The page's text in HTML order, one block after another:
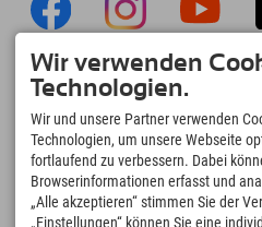
Explorer App
Upload Deiner #ExplorerMoments,
Explorer To Go mit
Bucketlist, Restaurantübersicht uvm.
downloaden!
Wir verwenden
Technologien.
Wir und unsere Partner verwenden
Technologien, um unsere Webseite
fortlaufend zu verbessern. Dabei
Browserinformationen erfasst und
„Alle akzeptieren“ stimmen Sie der
„Einstellungen“ können Sie eine